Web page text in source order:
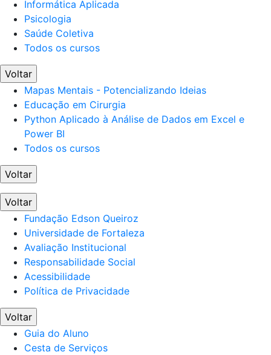
Informática Aplicada
Psicologia
Saúde Coletiva
Todos os cursos
Voltar
Mapas Mentais - Potencializando Ideias
Educação em Cirurgia
Python Aplicado à Análise de Dados em Excel e
Power BI
Todos os cursos
Voltar
Voltar
Fundação Edson Queiroz
Universidade de Fortaleza
Avaliação Institucional
Responsabilidade Social
Acessibilidade
Política de Privacidade
Voltar
Guia do Aluno
Cesta de Serviços